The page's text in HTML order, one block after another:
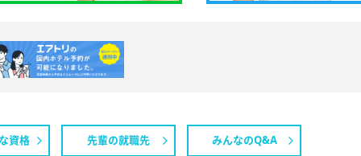
資格 先輩の就職先 みんなのQ&A